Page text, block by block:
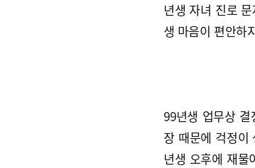
년생 자녀 진로
생 마음이 편안하
99년생 업무상
장 때문에 걱정이
년생 오후에 재물